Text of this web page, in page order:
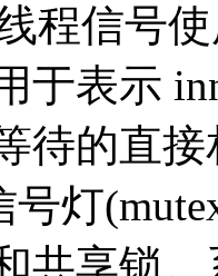
程信号
于表示
待的直
号灯
共享锁